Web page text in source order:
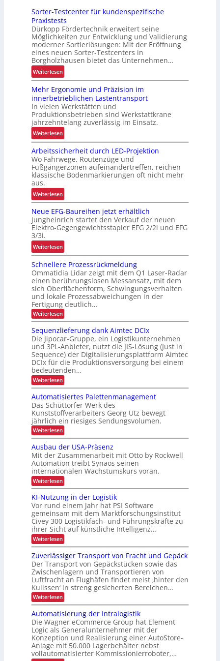
Sorter-Testcenter für kundenspezifische
Praxistests
Dürkopp Fördertechnik erweitert seine
Möglichkeiten zur Entwicklung und Validierung
moderner Sortierlösungen: Mit der Eröffnung
eines neuen Sorter-Testcenters in
Borgholzhausen bietet das Unternehmen…
Weiterlesen:
S
o
r
t
e
r
-
e
s
t
n
t
e
r
f
ü
r
k
u
n
d
e
n
s
p
e
z
i
f
i
s
c
h
e
P
r
a
x
i
s
t
s
t
Mehr Ergonomie und Präzision im
innerbetrieblichen Lastentransport
In vielen Werkstätten und
Produktionsbetrieben sind Werkstattkrane
jahrzehntelang zuverlässig im Einsatz.
Weiterlesen:
M
e
h
r
E
r
g
o
n
o
e
u
n
d
P
r
ä
z
i
s
i
o
n
i
m
i
n
n
e
r
b
e
t
r
i
e
b
l
i
c
h
e
n
L
a
s
t
e
n
t
r
a
n
s
Arbeitssicherheit durch LED-Projektion
Wo Fahrwege, Routenzüge und
Fußgängerzonen aufeinandertreffen, reichen
klassische Bodenmarkierungen oft nicht mehr
aus.
Weiterlesen:
A
r
b
e
i
t
s
s
i
c
h
e
r
h
e
i
t
d
u
r
c
h
L
E
D
-
P
r
o
j
e
t
i
o
n
Neue EFG-Baureihen jetzt erhältlich
Jungheinrich startet den Verkauf der neuen
Elektro-Gegengewichtsstapler EFG 2/2i und EFG
3/3i.
Weiterlesen:
N
e
u
e
E
F
G
-
B
a
u
r
e
i
h
e
n
j
e
t
t
e
r
h
ä
l
t
l
i
c
h
Schnellere Prozessrückmeldung
Ommatidia Lidar zeigt mit dem Q1 Laser-Radar
einen berührungslosen Messansatz, mit dem
sich Oberflächenform, Schwingungsverhalten
und lokale Prozessabweichungen in der
Fertigung deutlich…
Weiterlesen:
S
c
h
n
e
l
l
e
r
e
P
r
o
z
e
s
s
r
ü
c
k
m
e
l
d
n
g
Sequenzlieferung dank Aimtec DCIx
Die Jipocar-Gruppe, ein Logistikunternehmen
und 3PL-Anbieter, nutzt die JIS-Lösung (Just in
Sequence) der Digitalisierungsplattform Aimtec
DCIx für die Produktionsversorgung bei einem
bedeutenden…
Weiterlesen:
S
q
u
e
n
z
l
i
e
f
e
r
u
n
g
d
a
n
k
A
i
m
t
e
c
D
C
I
x
Automatisiertes Palettenmanagement
Das Schüttorfer Werk des
Kunststoffverarbeiters Georg Utz bewegt
jährlich ein riesiges Sendungsvolumen.
Weiterlesen:
A
t
o
m
a
t
i
i
e
r
e
s
P
a
l
e
t
t
e
n
m
a
a
g
e
m
e
n
t
Ausbau der USA-Präsenz
Mit der Zusammenarbeit mit Otto by Rockwell
Automation treibt Synaos seinen
internationalen Wachstumskurs voran.
Weiterlesen:
A
s
b
a
u
d
e
r
U
S
A
-
P
r
ä
s
e
n
z
KI-Nutzung in der Logistik
Vor rund einem Jahr hat PSI Software
gemeinsam mit dem Marktforschungsinstitut
Civey 300 Logistikfach- und Führungskräfte zu
ihrer Sicht auf künstliche Intelligenz…
Weiterlesen:
K
I
-
N
u
t
z
u
n
g
i
n
d
e
r
L
o
Zuverlässiger Transport von Fracht und Gepäck
Der Transport von Gepäckstücken sowie das
Zwischenlagern und Transportieren von
Luftfracht an Flughäfen findet meist ‚hinter den
Kulissen‘ in streng gesicherten Bereichen…
Weiterlesen:
Z
u
v
e
r
l
ä
s
s
Automatisierung der Intralogistik
Die Wagner eCommerce Group hat Element
Logic als Generalunternehmer mit der
Konzeption und Realisierung einer AutoStore-
Anlage mit 50.000 Lagerbehälter nebst
vollautomatisierter Kommissionierroboter,…